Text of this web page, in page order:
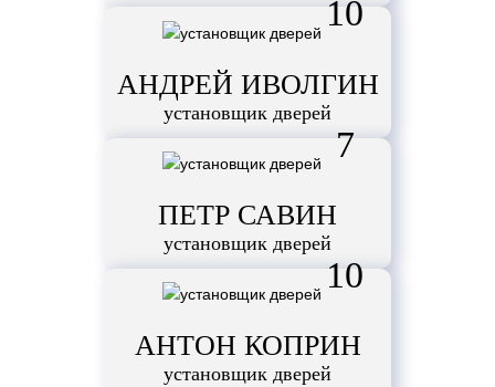
АНДРЕЙ ИВОЛГИН
установщик дверей
10
ПЕТР САВИН
установщик дверей
7
АНТОН КОПРИН
установщик дверей
10